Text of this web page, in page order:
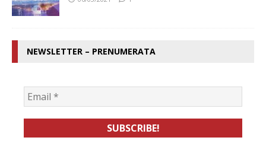
NEWSLETTER – PRENUMERATA